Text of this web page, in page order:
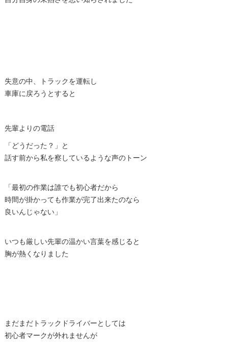
失意の中、トラックを運転し
車庫に戻ろうとすると
先輩よりの電話
「どうだった？」と
話す前から私を察しているような声のトーン
「最初の作業は誰でも初心者だから
時間が掛かっても作業が完了出来たのなら
良いんじゃない」
いつも厳しい先輩の温かい言葉を感じると
胸が熱くなりました
まだまだトラックドライバーとしては
初心者マークが外れませんが